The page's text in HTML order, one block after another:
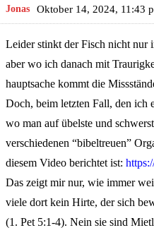
Jonas Oktober 14, 2024, 11:43
Leider stinkt der Fisch nicht nur
aber wo ich danach mit
hauptsache kommt die
Doch, beim letzten Fall, den ich
wo man auf übelste und
verschiedenen “bibeltreuen”
diesem Video berichtet ist:
Das zeigt mir nur, wie immer
viele dort kein Hirte, der sich
(1. Pet 5:1-4). Nein sie sind